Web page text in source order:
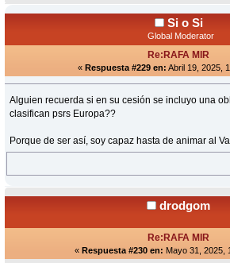
Si o Si
Global Moderator
Re:RAFA MIR
« Respuesta #229 en: Abril 19, 2025,
Alguien recuerda si en su cesión se incluyo una
clasifican psrs Europa??
Porque de ser así, soy capaz hasta de animar al
drodgom
Re:RAFA MIR
« Respuesta #230 en: Mayo 31, 2025,